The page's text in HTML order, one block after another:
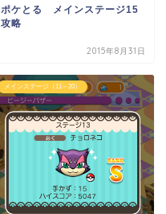
ポケとる メインステージ15
攻略
2015年8月31日
メインステージ（11～20）